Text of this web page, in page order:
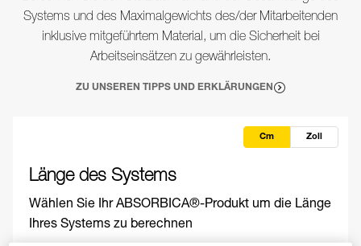
Systems und des Maximalgewichts des/der Mitarbeitenden
inklusive mitgeführtem Material, um die Sicherheit bei
Arbeitseinsätzen zu gewährleisten.
ZU UNSEREN TIPPS UND ERKLÄRUNGEN
Länge des Systems
Wählen Sie Ihr ABSORBICA®-Produkt um die Länge
Ihres Systems zu berechnen
Cm Zoll